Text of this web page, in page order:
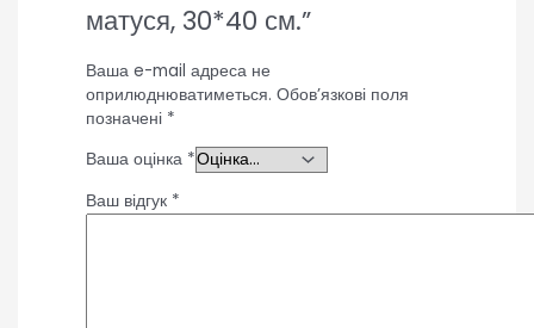
матуся, 30*40 см.”
Ваша e-mail адреса не
оприлюднюватиметься. Обов’язкові поля
позначені *
Ваша оцінка *
Ваш відгук *